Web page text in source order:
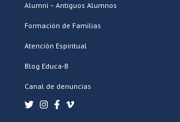
Alumni – Antiguos Alumnos
Formación de Familias
Atención Espiritual
Blog Educa-B
Canal de denuncias